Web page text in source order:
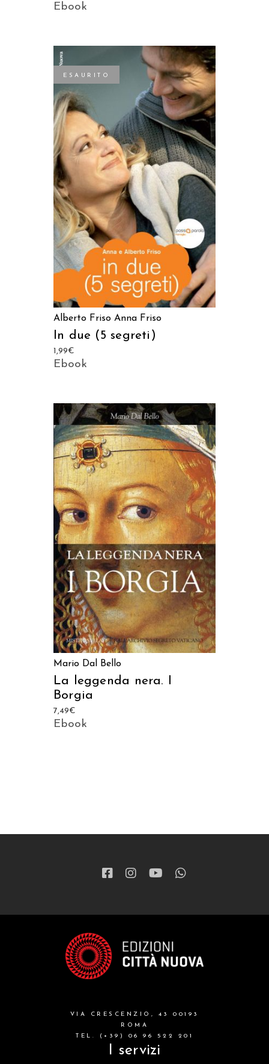
Ebook
ESAURITO
LEGGI TUTTO
Alberto Friso Anna Friso
In due (5 segreti)
1,99€
Ebook
AGGIUNGI AL CARRELLO
Mario Dal Bello
La leggenda nera. I
Borgia
7,49€
Ebook
VIA CRESCENZIO, 43 00193
ROMA
TEL. (+39) 06 96 522 201
I servizi